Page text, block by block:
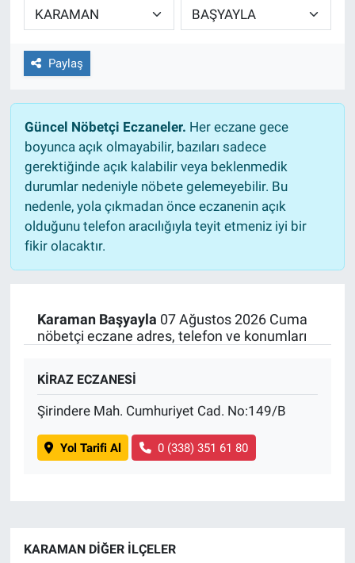
Paylaş
Güncel Nöbetçi Eczaneler. Her eczane gece
boyunca açık olmayabilir, bazıları sadece
gerektiğinde açık kalabilir veya beklenmedik
durumlar nedeniyle nöbete gelemeyebilir. Bu
nedenle, yola çıkmadan önce eczanenin açık
olduğunu telefon aracılığıyla teyit etmeniz iyi bir
fikir olacaktır.
Karaman Başyayla 07 Ağustos 2026 Cuma
nöbetçi eczane adres, telefon ve konumları
KİRAZ ECZANESİ
Şirindere Mah. Cumhuriyet Cad. No:149/B
Yol Tarifi Al 0 (338) 351 61 80
KARAMAN DIĞER İLÇELER
EĞİTİM
ÖZEL HABER
SAĞLIK
SPOR
TEKNOLOJİ